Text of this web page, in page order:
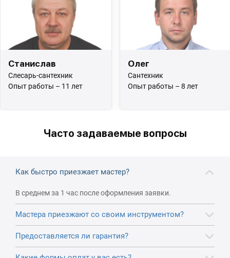
Станислав
Слесарь-сантехник
Опыт работы – 11 лет
Олег
Сантехник
Опыт работы – 8 лет
Часто задаваемые вопросы
Как быстро приезжает мастер?
В среднем за 1 час после оформления заявки.
Мастера приезжают со своим инструментом?
Предоставляется ли гарантия?